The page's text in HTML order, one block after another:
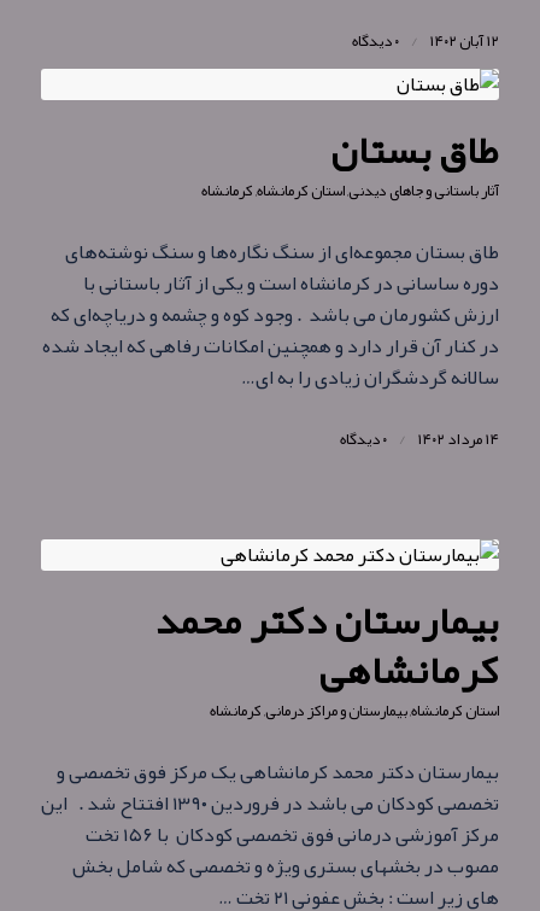
۱۲ آبان ۱۴۰۲ / ۰ دیدگاه
طاق بستان
آثار باستانی و جاهای دیدنی,استان کرمانشاه,کرمانشاه
طاق بستان مجموعه‌ای از سنگ‌ نگاره‌ها و سنگ‌ نوشته‌های
دوره ساسانی در کرمانشاه است و یکی از آثار باستانی با
ارزش کشورمان می باشد . وجود کوه و چشمه و دریاچه‌ای که
در کنار آن قرار دارد و همچنین امکانات رفاهی که ایجاد شده
سالانه گردشگران زیادی را به ای…
۱۴ مرداد ۱۴۰۲ / ۰ دیدگاه
بیمارستان دکتر محمد
کرمانشاهی
استان کرمانشاه,بیمارستان و مراکز درمانی,کرمانشاه
بیمارستان دکتر محمد کرمانشاهی یک مرکز فوق تخصصی و
تخصصی کودکان می باشد در فروردین ۱۳۹۰ افتتاح شد . این
مرکز آموزشی درمانی فوق تخصصی کودکان با ۱۵۶ تخت
مصوب در بخشهای بستری ویژه و تخصصی که شامل بخش
های زیر است : بخش عفونی ۲۱ تخت …